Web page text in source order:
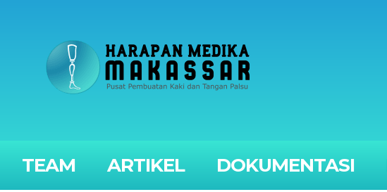
TEAM ARTIKEL DOKUMENTASI